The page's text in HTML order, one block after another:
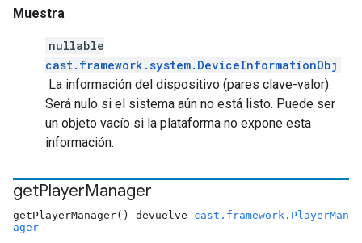
Muestra
nullable
cast.framework.system.DeviceInformationObj
La información del dispositivo (pares clave-valor).
Será nulo si el sistema aún no está listo. Puede ser
un objeto vacío si la plataforma no expone esta
información.
getPlayerManager
getPlayerManager() devuelve cast.framework.PlayerMan
ager